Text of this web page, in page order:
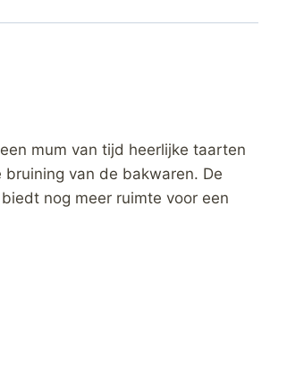
mum van tijd heerlijke taarten
van de bakwaren. De
nog meer ruimte voor een